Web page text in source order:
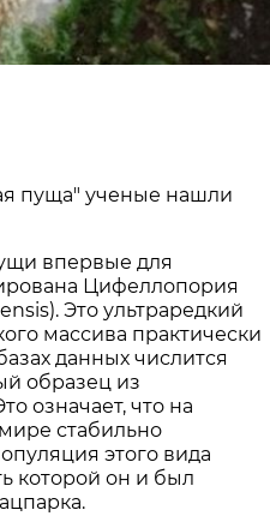
пуща" ученые нашли
впервые для
Цифеллопория
Это ультраредкий
массива практически
данных числится
образец из
означает, что на
стабильно
этого вида
которой он и был